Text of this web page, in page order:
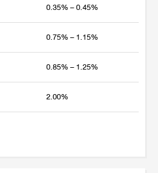
0.35% – 0.45%
0.75% – 1.15%
0.85% – 1.25%
2.00%